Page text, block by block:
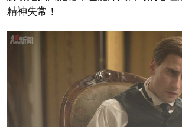
精神失常！